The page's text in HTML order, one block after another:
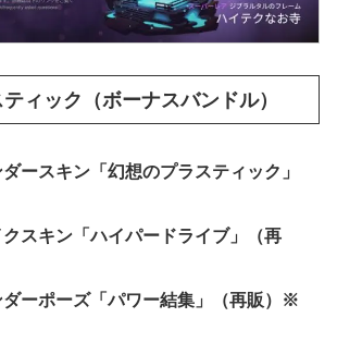
ィック（ボーナスバンドル）
ースキン「幻想のプラスティック」
クスキン「ハイパードライブ」（再
ーポーズ「パワー結集」（再販）※